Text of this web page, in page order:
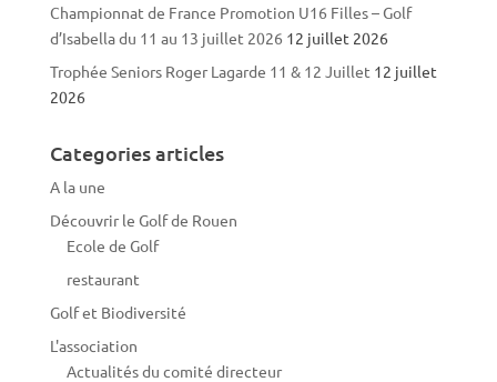
Championnat de France Promotion U16 Filles – Golf
d’Isabella du 11 au 13 juillet 2026 12 juillet 2026
Trophée Seniors Roger Lagarde 11 & 12 Juillet 12 juillet
2026
Categories articles
A la une
Découvrir le Golf de Rouen
Ecole de Golf
restaurant
Golf et Biodiversité
L'association
Actualités du comité directeur